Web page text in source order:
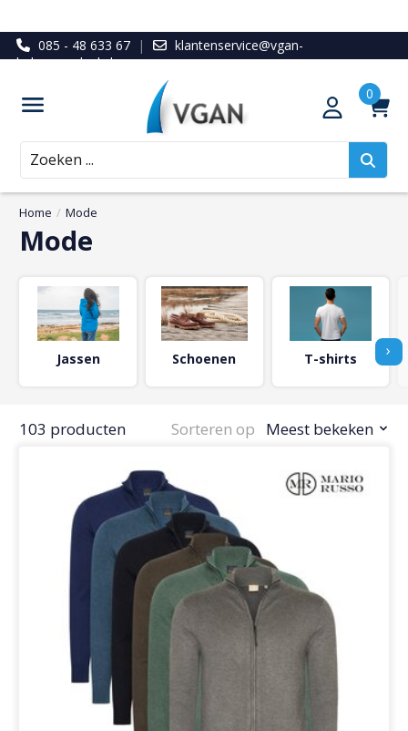
085 - 48 633 67 |
klantenservice@vgan-
ledenvoordeel.nl
Zoeken
Home / Mode
Mode
Jassen Schoenen T-shirts ›
103 producten Sorteren op Meest bekeken